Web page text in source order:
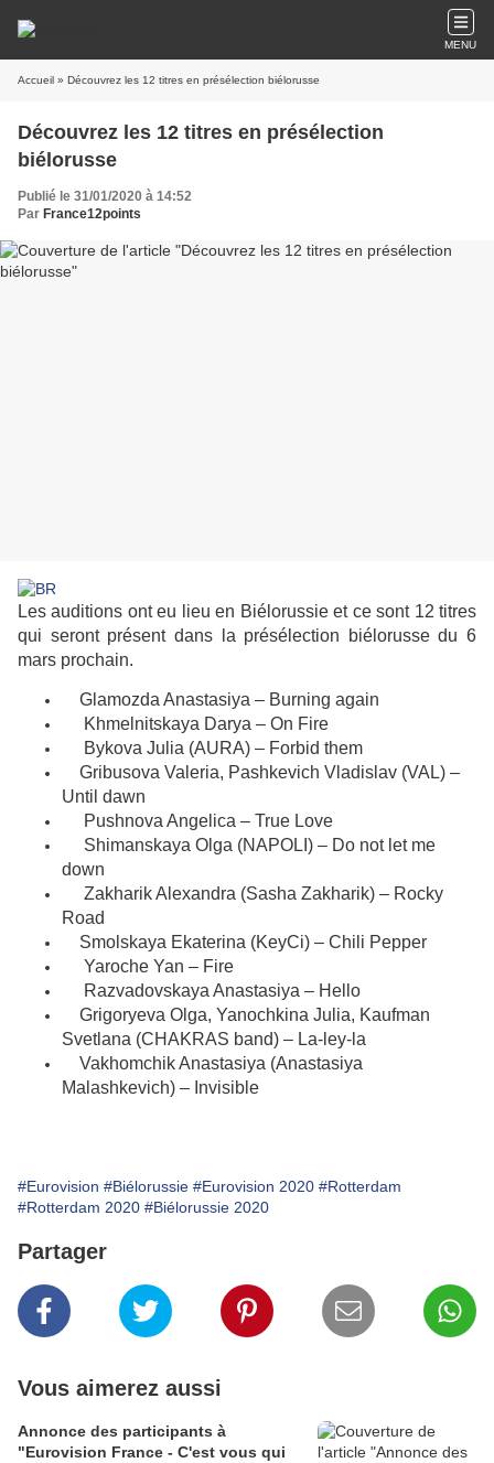
MENU
Accueil » Découvrez les 12 titres en présélection biélorusse
Découvrez les 12 titres en présélection
biélorusse
Publié le 31/01/2020 à 14:52
Par France12points
Les auditions ont eu lieu en Biélorussie et ce sont 12 titres
qui seront présent dans la présélection biélorusse du 6
mars prochain.
Glamozda Anastasiya – Burning again
Khmelnitskaya Darya – On Fire
Bykova Julia (AURA) – Forbid them
Gribusova Valeria, Pashkevich Vladislav (VAL) –
Until dawn
Pushnova Angelica – True Love
Shimanskaya Olga (NAPOLI) – Do not let me
down
Zakharik Alexandra (Sasha Zakharik) – Rocky
Road
Smolskaya Ekaterina (KeyCi) – Chili Pepper
Yaroche Yan – Fire
Razvadovskaya Anastasiya – Hello
Grigoryeva Olga, Yanochkina Julia, Kaufman
Svetlana (CHAKRAS band) – La-ley-la
Vakhomchik Anastasiya (Anastasiya
Malashkevich) – Invisible
#Eurovision #Biélorussie #Eurovision 2020 #Rotterdam
#Rotterdam 2020 #Biélorussie 2020
Partager
Vous aimerez aussi
Annonce des participants à
"Eurovision France - C'est vous qui